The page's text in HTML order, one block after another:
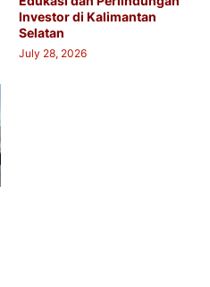
Investor di Kalimantan
Selatan
July 28, 2026